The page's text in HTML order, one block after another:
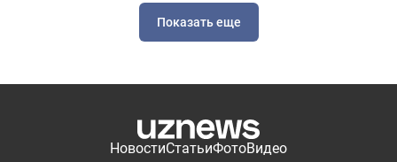
Показать еще
НовостиСтатьиФотоВидео